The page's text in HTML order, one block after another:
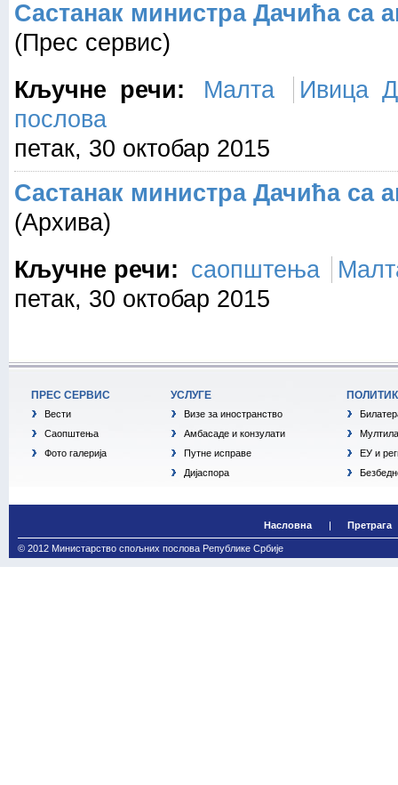
Састанак министра Дачића са
(Прес сервис)
Кључне речи:
Малта
Ивица
послова
петак, 30 октобар 2015
Састанак министра Дачића са
(Архива)
Кључне речи: саопштења
петак, 30 октобар 2015
ПРЕС СЕРВИС
Вести
Саопштења
Фото галерија
УСЛУГЕ
Визе за иностранство
Амбасаде и конзулати
Путне исправе
Дијаспора
ЕУ и
Насловна Претрага
© 2012 Министарство спољних послова Републике Србије